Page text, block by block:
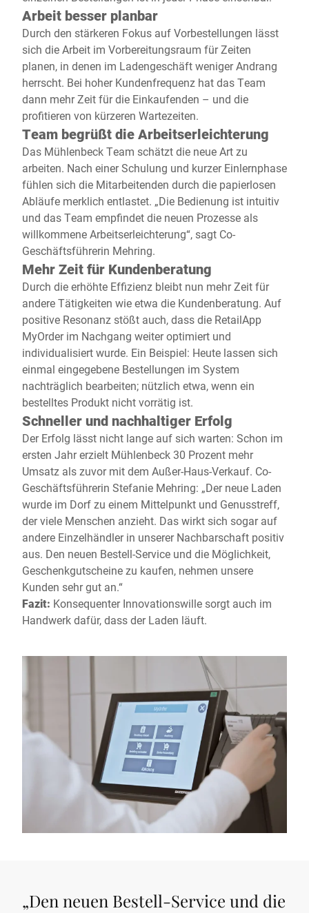
Arbeit besser planbar
Durch den stärkeren Fokus auf Vorbestellungen lässt
sich die Arbeit im Vorbereitungsraum für Zeiten
planen, in denen im Ladengeschäft weniger Andrang
herrscht. Bei hoher Kundenfrequenz hat das Team
dann mehr Zeit für die Einkaufenden – und die
profitieren von kürzeren Wartezeiten.
Team begrüßt die Arbeitserleichterung
Das Mühlenbeck Team schätzt die neue Art zu
arbeiten. Nach einer Schulung und kurzer Einlernphase
fühlen sich die Mitarbeitenden durch die papierlosen
Abläufe merklich entlastet. „Die Bedienung ist intuitiv
und das Team empfindet die neuen Prozesse als
willkommene Arbeitserleichterung“, sagt Co-
Geschäftsführerin Mehring.
Mehr Zeit für Kundenberatung
Durch die erhöhte Effizienz bleibt nun mehr Zeit für
andere Tätigkeiten wie etwa die Kundenberatung. Auf
positive Resonanz stößt auch, dass die RetailApp
MyOrder im Nachgang weiter optimiert und
individualisiert wurde. Ein Beispiel: Heute lassen sich
einmal eingegebene Bestellungen im System
nachträglich bearbeiten; nützlich etwa, wenn ein
bestelltes Produkt nicht vorrätig ist.
Schneller und nachhaltiger Erfolg
Der Erfolg lässt nicht lange auf sich warten: Schon im
ersten Jahr erzielt Mühlenbeck 30 Prozent mehr
Umsatz als zuvor mit dem Außer-Haus-Verkauf. Co-
Geschäftsführerin Stefanie Mehring: „Der neue Laden
wurde im Dorf zu einem Mittelpunkt und Genusstreff,
der viele Menschen anzieht. Das wirkt sich sogar auf
andere Einzelhändler in unserer Nachbarschaft positiv
aus. Den neuen Bestell-Service und die Möglichkeit,
Geschenkgutscheine zu kaufen, nehmen unsere
Kunden sehr gut an.“
Fazit: Konsequenter Innovationswille sorgt auch im
Handwerk dafür, dass der Laden läuft.
„Den neuen Bestell-Service und die